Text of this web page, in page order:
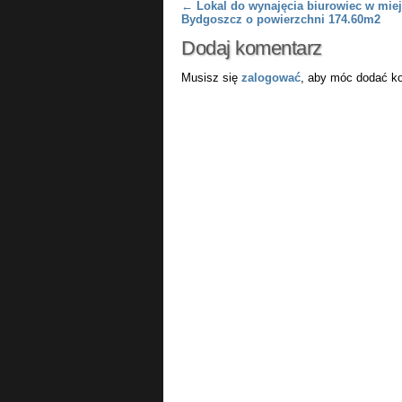
Post navigation
← Lokal do wynajęcia biurowiec w
Bydgoszcz o powierzchni 174.60m2
Dodaj komentarz
Musisz się zalogować, aby móc dodać